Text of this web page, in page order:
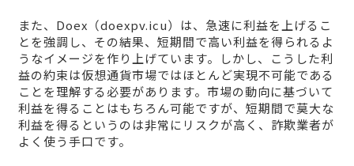
また、Doex（doexpv.icu）は、急速に利益を上げるこ
とを強調し、その結果、短期間で高い利益を得られるよ
うなイメージを作り上げています。しかし、こうした利
益の約束は仮想通貨市場ではほとんど実現不可能である
ことを理解する必要があります。市場の動向に基づいて
利益を得ることはもちろん可能ですが、短期間で莫大な
利益を得るというのは非常にリスクが高く、詐欺業者が
よく使う手口です。